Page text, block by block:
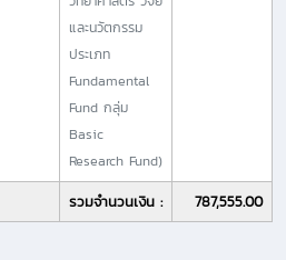
และนวัตกรรม
ประเภท
Fundamental
Fund กลุ่ม
Basic
Research Fund)
รวมจำนวนเงิน : 787,555.00